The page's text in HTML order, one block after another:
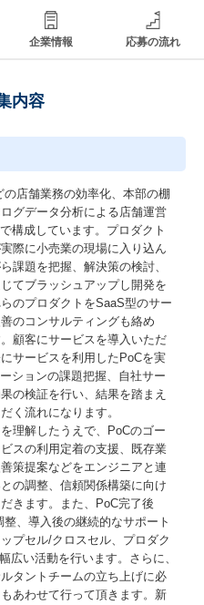
企業情報 応募の流れ
内容
店舗業務の効率化、本部の棚
グデータ分析による店舗運営
構成しています。プロダクト
際に小売業の現場に入り込ん
課題を把握、解決策の検討、
てブラッシュアップし開発を
のプロダクトをSaaS型のサー
のコンサルティングも絡め
顧客にサービスを導入いただ
サービスを利用したPoCを実
ションの課題把握、自社サー
の検証を行い、結果を踏まえ
く流れになります。
理解したうえで、PoCのゴー
スの利用定着の支援、既存業
策提案などをエンジニアと連
の調整、信頼関係構築に向け
きます。また、PoC完了後
、導入後の継続的なサポート
プセル/クロスセル、プロダク
広い活動を行います。さらに、
タントチームの立ち上げに必
あわせて行って頂きます。新